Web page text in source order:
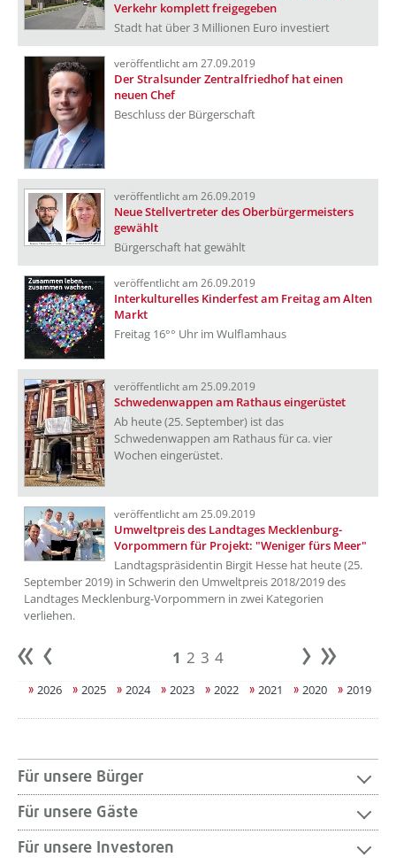
Verkehr komplett freigegeben
Stadt hat über 3 Millionen Euro investiert
veröffentlicht am 27.09.2019
Der Stralsunder Zentralfriedhof hat einen
neuen Chef
Beschluss der Bürgerschaft
veröffentlicht am 26.09.2019
Neue Stellvertreter des Oberbürgermeisters
gewählt
Bürgerschaft hat gewählt
veröffentlicht am 26.09.2019
Interkulturelles Kinderfest am Freitag am Alten
Markt
Freitag 16°° Uhr im Wulflamhaus
veröffentlicht am 25.09.2019
Schwedenwappen am Rathaus eingerüstet
Ab heute (25. September) ist das
Schwedenwappen am Rathaus für ca. vier
Wochen eingerüstet.
veröffentlicht am 25.09.2019
Umweltpreis des Landtages Mecklenburg-
Vorpommern für Projekt: "Weniger fürs Meer"
Landtagspräsidentin Birgit Hesse hat heute (25.
September 2019) in Schwerin den Umweltpreis 2018/2019 des
Landtages Mecklenburg-Vorpommern in zwei Kategorien
verliehen.
Anfang 1 2 3 4 weiter
2026 2025 2024 2023 2022 2021 2020 2019
Für unsere Bürger
Für unsere Gäste
Für unsere Investoren